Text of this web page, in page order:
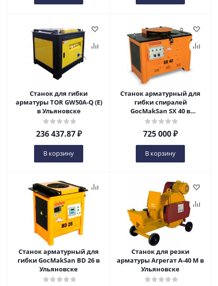
Станок для гибки
арматуры TOR GW50A-Q (E)
в Ульяновске
236 437.87₽
В корзину
Станок арматурный для
гибки спиралей
GocMakSan SX 40 в
Ульяновске
725 000₽
В корзину
Станок арматурный для
гибки GocMakSan BD 26 в
Ульяновске
Станок для резки
арматуры Агрегат А-40 М в
Ульяновске